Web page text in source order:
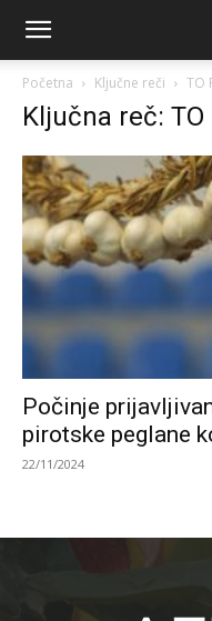
Početna Ključne reči TO
Ključna reč:
Počinje
pirotske peglane
22/11/2024